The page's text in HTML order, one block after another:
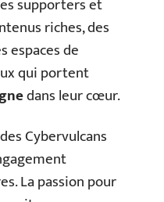
supporters et
riches, des
espaces de
qui portent
dans leur cœur.
Cybervulcans
La passion pour